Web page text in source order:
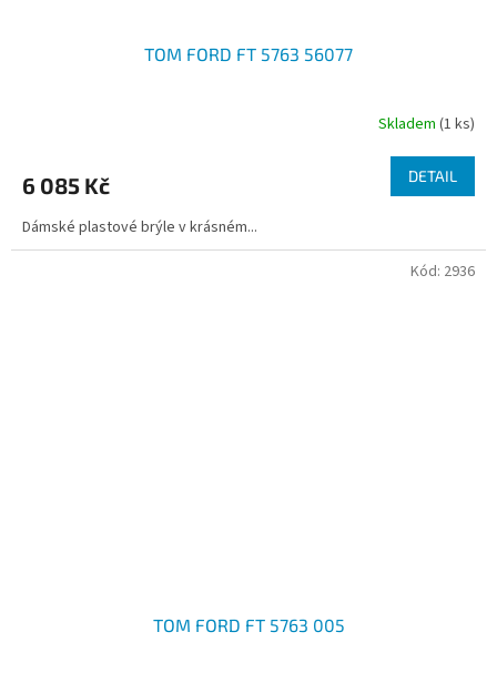
TOM FORD FT 5763 56077
Skladem (1 ks)
6 085 Kč DETAIL
Dámské plastové brýle v krásném...
TOM FORD FT 5763 005
Kód: 2936